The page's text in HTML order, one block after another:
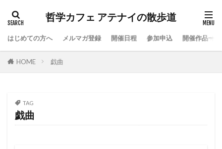
哲学カフェ アテナイの散歩道
はじめての方へ メルマガ登録 開催日程 参加申込 開催作品一覧
HOME 戯曲
TAG
戯曲